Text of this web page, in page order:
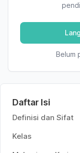
Belum
Daftar Isi
Definisi dan Sifat
Kelas